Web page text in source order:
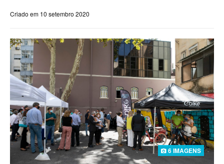
Criado em 10 setembro 2020
6 IMAGENS